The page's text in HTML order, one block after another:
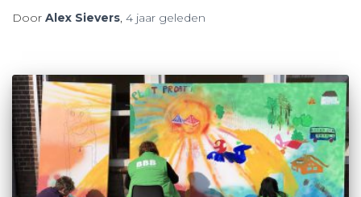
Door Alex Sievers 4 jaar geleden